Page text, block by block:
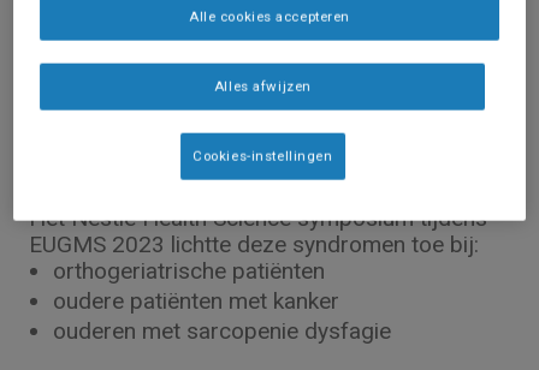
Geven we de voedingsinname van de
oudere patiënt de aandacht die nodig is?
Ondervoeding, frailty en sarcopenie zijn
prevalent bij de oudere patiënt.
Het Nestlé Health Science symposium tijdens
EUGMS 2023 lichtte deze syndromen toe bij:
orthogeriatrische patiënten
oudere patiënten met kanker
ouderen met sarcopenie dysfagie
Alles afwijzen
Alle cookies accepteren
Cookies-instellingen